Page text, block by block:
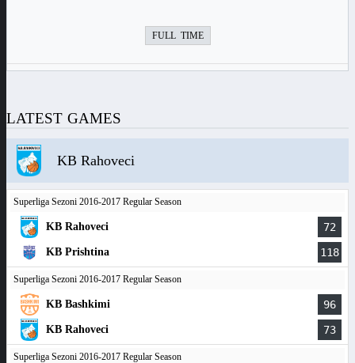
FULL TIME
LATEST GAMES
KB Rahoveci
Superliga Sezoni 2016-2017 Regular Season
KB Rahoveci 72
KB Prishtina 118
Superliga Sezoni 2016-2017 Regular Season
KB Bashkimi 96
KB Rahoveci 73
Superliga Sezoni 2016-2017 Regular Season